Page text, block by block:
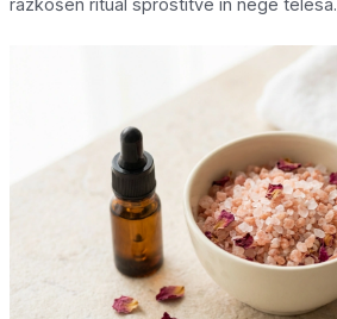
razkošen ritual sprostitve in nege telesa.